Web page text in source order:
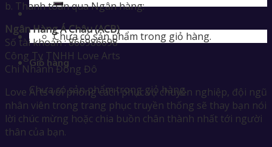
Chưa có sản phẩm trong giỏ hàng.
Giỏ hàng
Chưa có sản phẩm trong giỏ hàng.
b. Thanh toán qua Ngân hàng:
Ngân Hàng Á Châu (ACB)
Số tài khoản : 866986698
Công Ty TNHH Love Arts
Chi Nhánh Đông Đô
Love Arts với phong cách phục vụ chuyên nghiệp, đội ngũ
nhân viên trong trang phục truyền thống sẽ thay bạn nói
lời chúc mừng hoặc chia buồn chân thành nhất tới người
thân của bạn.